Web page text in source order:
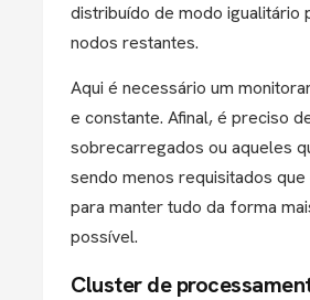
distribuído de modo igualitário
nodos restantes.
Aqui é necessário um
e constante. Afinal, é preciso
sobrecarregados ou aqueles
sendo menos requisitados que
para manter tudo da forma
possível.
Cluster de